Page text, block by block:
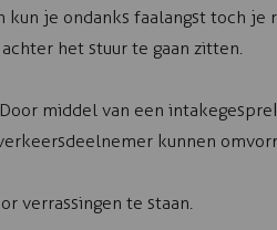
je ondanks faalangst toch je
het stuur te gaan zitten.
middel van een
kunnen
verrassingen te staan.